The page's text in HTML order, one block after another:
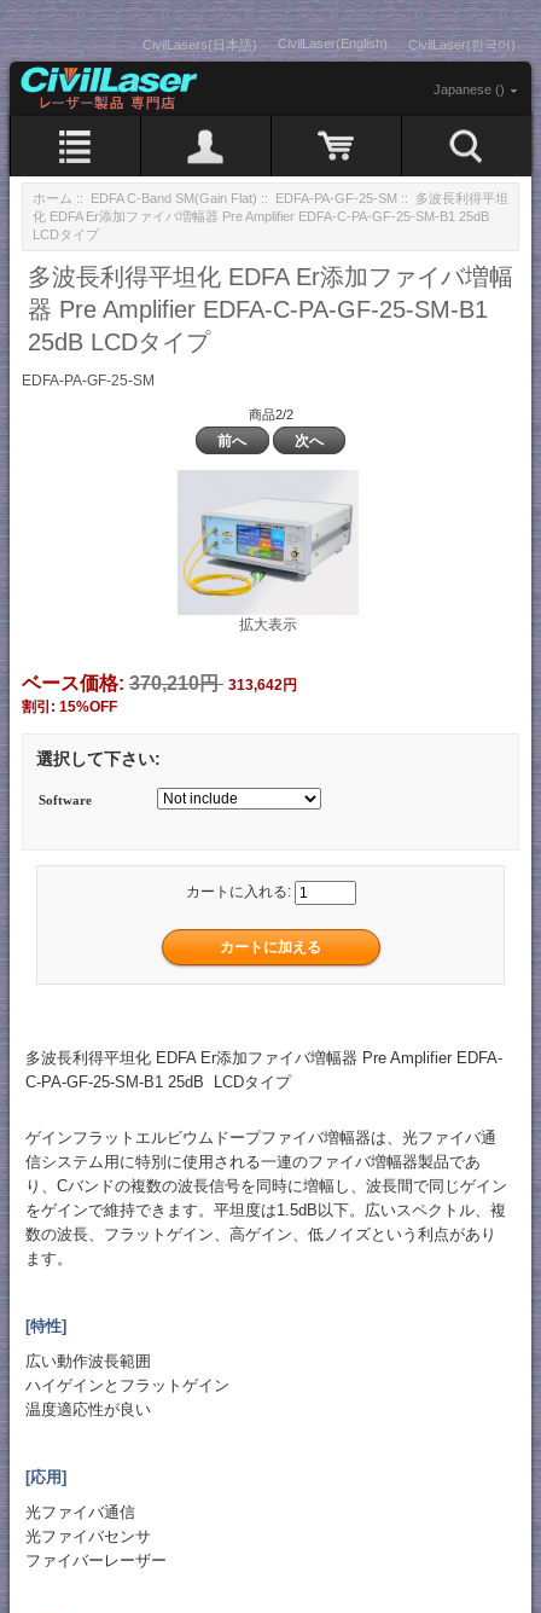
CivilLasers(日本語) CivilLaser(English) CivilLaser(한국어)
Japanese ()
ホーム :: EDFA C-Band SM(Gain Flat) :: EDFA-PA-GF-25-SM :: 多波長利得平坦
化 EDFA Er添加ファイバ増幅器 Pre Amplifier EDFA-C-PA-GF-25-SM-B1 25dB
LCDタイプ
多波長利得平坦化 EDFA Er添加ファイバ増幅
器 Pre Amplifier EDFA-C-PA-GF-25-SM-B1
25dB LCDタイプ
EDFA-PA-GF-25-SM
商品2/2
前へ 次へ
拡大表示
ベース価格: 370,210円 313,642円
割引: 15%OFF
選択して下さい:
Software
カートに入れる:
多波長利得平坦化 EDFA Er添加ファイバ増幅器 Pre Amplifier EDFA-
C-PA-GF-25-SM-B1 25dB LCDタイプ
ゲインフラットエルビウムドープファイバ増幅器は、光ファイバ通
信システム用に特別に使用される一連のファイバ増幅器製品であ
り、Cバンドの複数の波長信号を同時に増幅し、波長間で同じゲイン
をゲインで維持できます。平坦度は1.5dB以下。広いスペクトル、複
数の波長、フラットゲイン、高ゲイン、低ノイズという利点があり
ます。
[特性]
広い動作波長範囲
ハイゲインとフラットゲイン
温度適応性が良い
[応用]
光ファイバ通信
光ファイバセンサ
ファイバーレーザー